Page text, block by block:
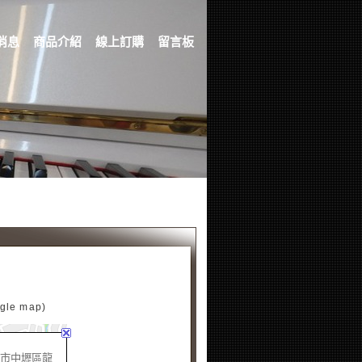
息 商品介紹 線上訂購 留言板
map)
中壢區龍